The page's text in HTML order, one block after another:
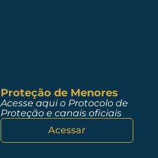
Proteção de Menores
Acesse aqui o Protocolo de
Proteção e canais oficiais
Acessar